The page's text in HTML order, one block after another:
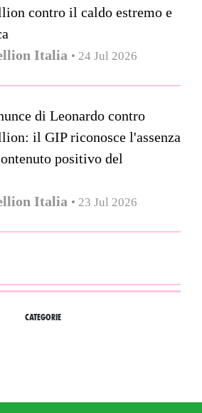
contro il caldo estremo e
Italia • 24 Jul 2026
di Leonardo contro
il GIP riconosce l'assenza
positivo del
Italia • 23 Jul 2026
CATEGORIE